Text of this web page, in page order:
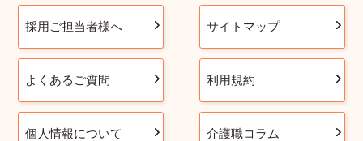
採用ご担当者様へ サイトマップ
よくあるご質問 利用規約
個人情報について 介護職コラム